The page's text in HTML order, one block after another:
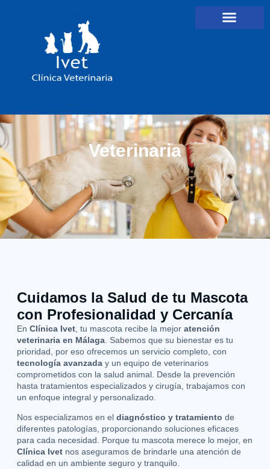
Veterinaria
Cuidamos la Salud de tu Mascota
con Profesionalidad y Cercanía
En Clínica Ivet , tu mascota recibe la mejor atención
veterinaria en Málaga . Sabemos que su bienestar es tu
prioridad, por eso ofrecemos un servicio completo, con
tecnología avanzada y un equipo de veterinarios
comprometidos con la salud animal. Desde la prevención
hasta tratamientos especializados y cirugía, trabajamos con
un enfoque integral y personalizado.
Nos especializamos en el diagnóstico y tratamiento de
diferentes patologías, proporcionando soluciones eficaces
para cada necesidad. Porque tu mascota merece lo mejor, en
Clínica Ivet nos aseguramos de brindarle una atención de
calidad en un ambiente seguro y tranquilo.